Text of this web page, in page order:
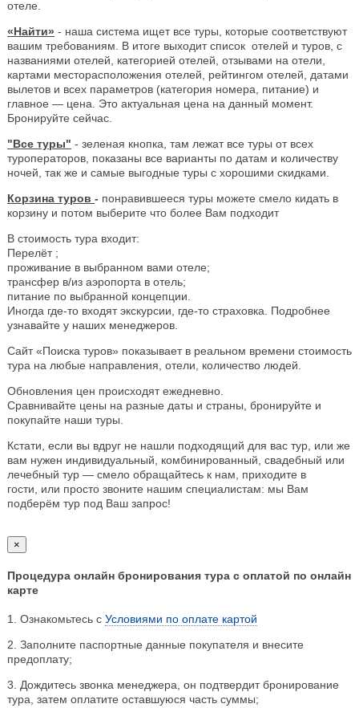
отеле.
«Найти» - наша система ищет все туры, которые соответствуют
вашим требованиям. В итоге выходит список отелей и туров, с
названиями отелей, категорией отелей, отзывами на отели,
картами месторасположения отелей, рейтингом отелей, датами
вылетов и всех параметров (категория номера, питание) и
главное — цена. Это актуальная цена на данный момент.
Бронируйте сейчас.
"Все туры" - зеленая кнопка, там лежат все туры от всех
туроператоров, показаны все варианты по датам и количеству
ночей, так же и самые выгодные туры с хорошими скидками.
Корзина туров - понравившееся туры можете смело кидать в
корзину и потом выберите что более Вам подходит
В стоимость тура входит:
Перелёт ;
проживание в выбранном вами отеле;
трансфер в/из аэропорта в отель;
питание по выбранной концепции.
Иногда где-то входят экскурсии, где-то страховка. Подробнее
узнавайте у наших менеджеров.
Сайт «Поиска туров» показывает в реальном времени стоимость
тура на любые направления, отели, количество людей.
Обновления цен происходят ежедневно.
Сравнивайте цены на разные даты и страны, бронируйте и
покупайте наши туры.
Кстати, если вы вдруг не нашли подходящий для вас тур, или же
вам нужен индивидуальный, комбинированный, свадебный или
лечебный тур — смело обращайтесь к нам, приходите в
гости, или просто звоните нашим специалистам: мы Вам
подберём тур под Ваш запрос!
×
Процедура онлайн бронирования тура с оплатой по онлайн
карте
1. Ознакомьтесь с Условиями по оплате картой
2. Заполните паспортные данные покупателя и внесите
предоплату;
3. Дождитесь звонка менеджера, он подтвердит бронирование
тура, затем оплатите оставшуюся часть суммы;